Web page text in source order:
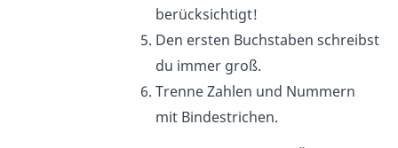
berücksichtigt!
Den ersten Buchstaben schreibst
du immer groß.
Trenne Zahlen und Nummern
mit Bindestrichen.